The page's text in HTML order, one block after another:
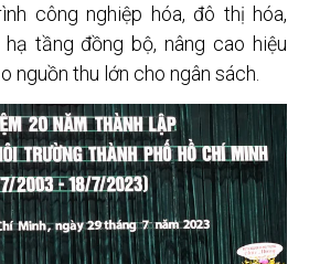
công nghiệp hóa, đô thị hóa,
tầng đồng bộ, nâng cao hiệu
nguồn thu lớn cho ngân sách.